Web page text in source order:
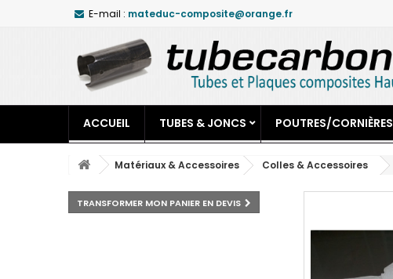
E-mail : mateduc-composite@orange.fr
ACCUEIL TUBES & JONCS POUTRES/CORNIÈRES
Matériaux & Accessoires Colles & Accessoires
TRANSFORMER MON PANIER EN DEVIS